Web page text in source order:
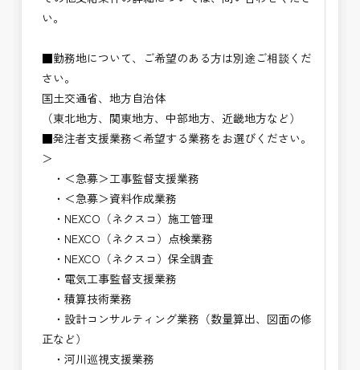
い。
■勤務地について、ご希望のある方は別途ご相談くだ
さい。
国土交通省、地方自治体
（東北地方、関東地方、中部地方、近畿地方など）
■発注者支援業務＜希望する業務をお選びください。
＞
・＜急募＞工事監督支援業務
・＜急募＞資料作成業務
・NEXCO（ネクスコ）施工管理
・NEXCO（ネクスコ）点検業務
・NEXCO（ネクスコ）保全調査
・電気工事監督支援業務
・積算技術業務
・設計コンサルティング業務（数量算出、図面の修
正など）
・河川巡視支援業務